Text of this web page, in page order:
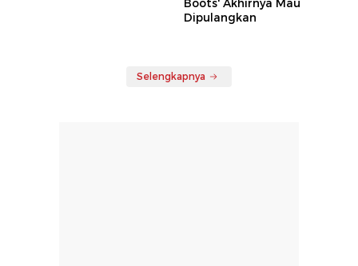
Boots' Akhirnya Mau
Dipulangkan
Selengkapnya